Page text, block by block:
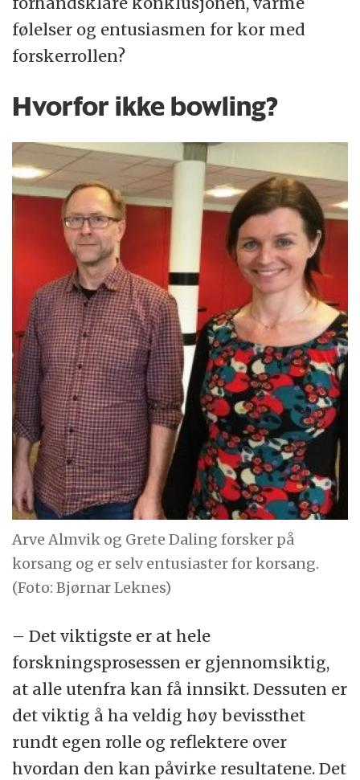
følelser og entusiasmen for kor med
forskerrollen?
Hvorfor ikke bowling?
Arve Almvik og Grete Daling forsker på
korsang og er selv entusiaster for korsang.
(Foto: Bjørnar Leknes)
– Det viktigste er at hele
forskningsprosessen er gjennomsiktig,
at alle utenfra kan få innsikt. Dessuten er
det viktig å ha veldig høy bevissthet
rundt egen rolle og reflektere over
hvordan den kan påvirke resultatene. Det